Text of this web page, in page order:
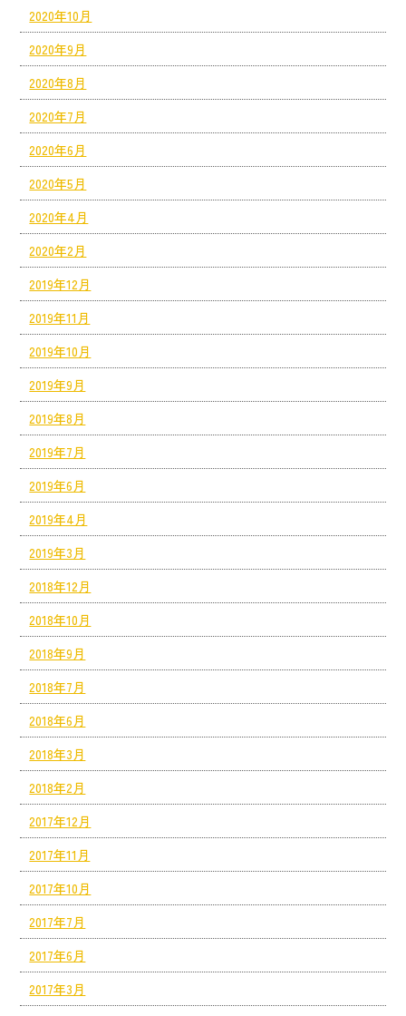
2020年10月
2020年9月
2020年8月
2020年7月
2020年6月
2020年5月
2020年4月
2020年2月
2019年12月
2019年11月
2019年10月
2019年9月
2019年8月
2019年7月
2019年6月
2019年4月
2019年3月
2018年12月
2018年10月
2018年9月
2018年7月
2018年6月
2018年3月
2018年2月
2017年12月
2017年11月
2017年10月
2017年7月
2017年6月
2017年3月